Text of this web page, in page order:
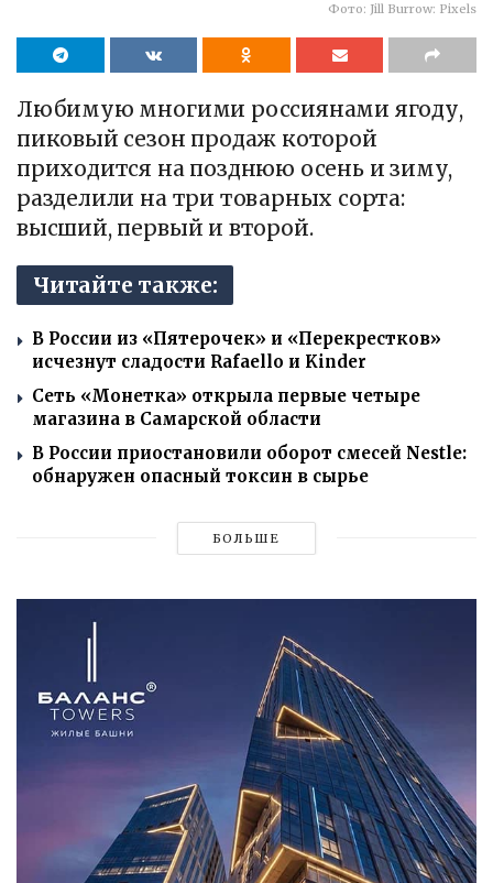
Фото: Jill Burrow: Pixels
Любимую многими россиянами ягоду,
пиковый сезон продаж которой
приходится на позднюю осень и зиму,
разделили на три товарных сорта:
высший, первый и второй.
Читайте также:
В России из «Пятерочек» и «Перекрестков»
исчезнут сладости Rafaello и Kinder
Сеть «Монетка» открыла первые четыре
магазина в Самарской области
В России приостановили оборот смесей Nestle:
обнаружен опасный токсин в сырье
БОЛЬШЕ